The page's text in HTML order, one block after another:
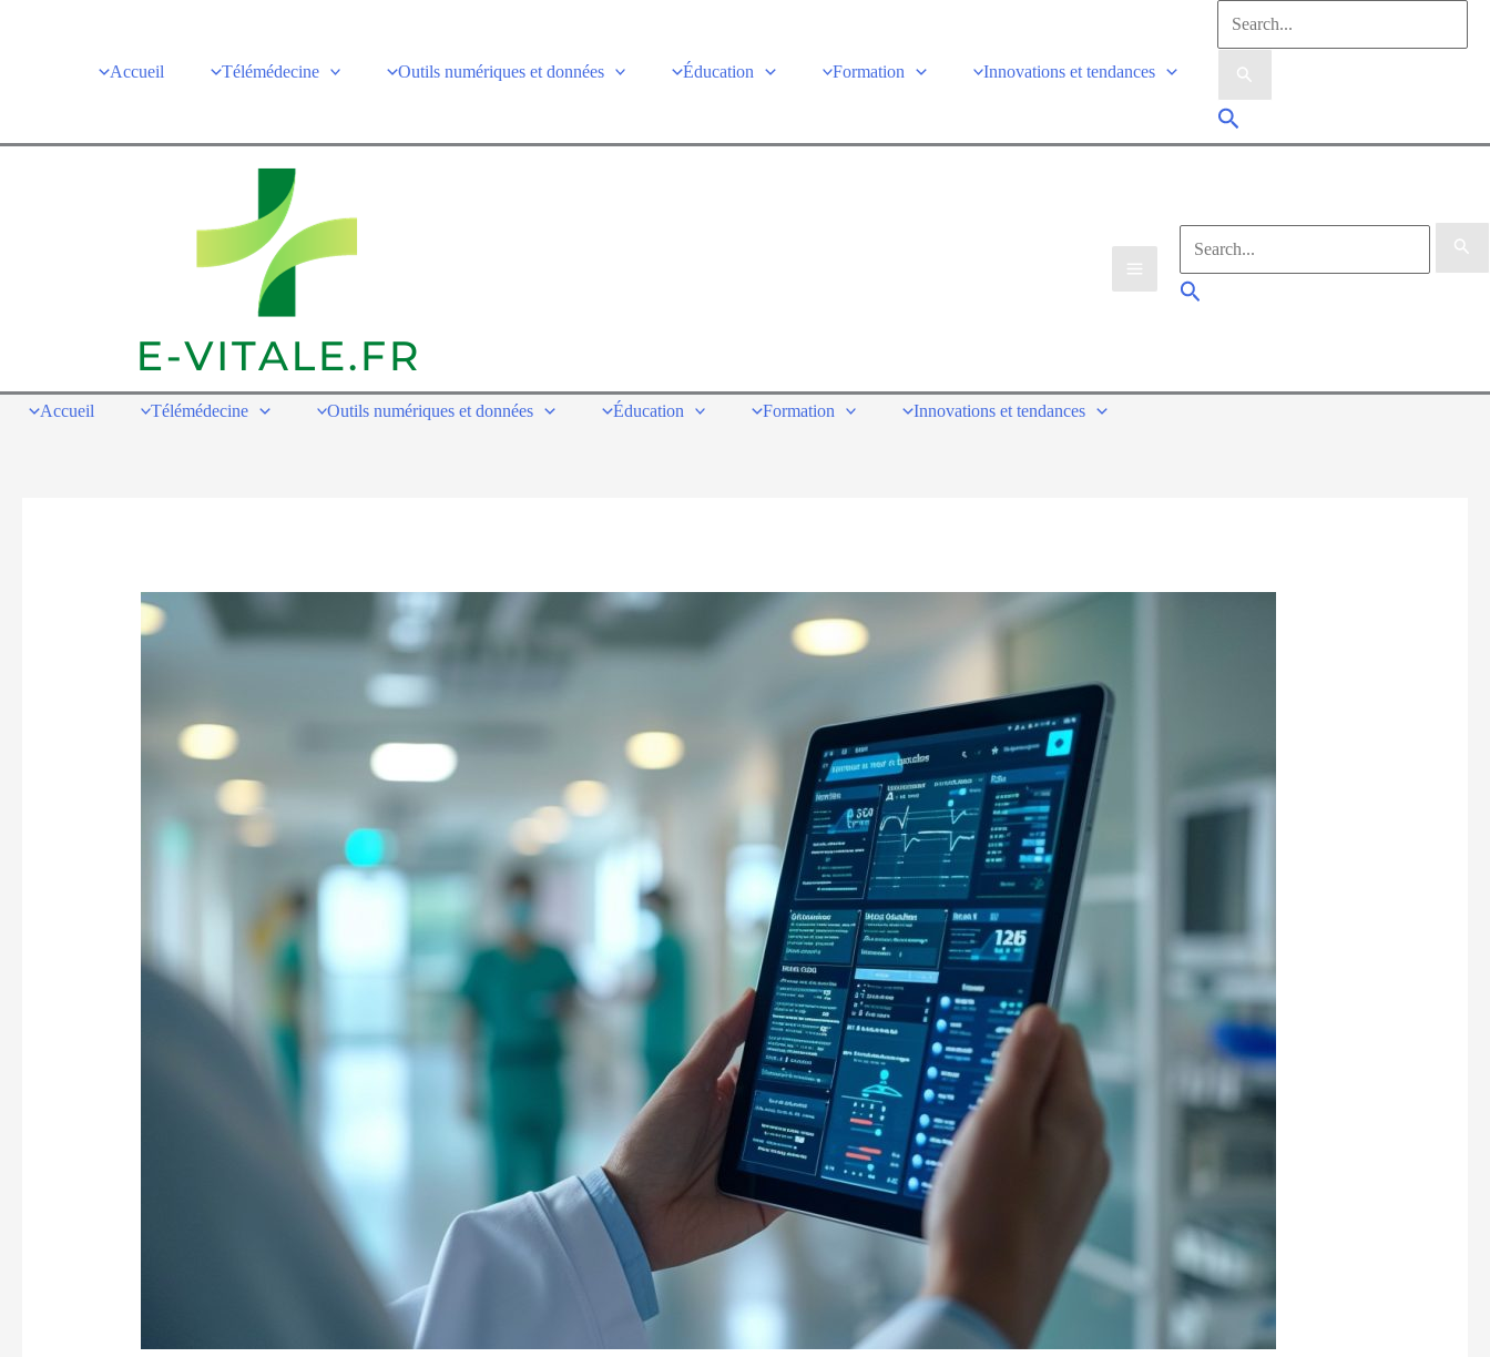
Accueil Télémédecine Outils numériques et données Éducation Formation Innovations et tendances
Accueil Télémédecine Outils numériques et données Éducation Formation Innovations et tendances